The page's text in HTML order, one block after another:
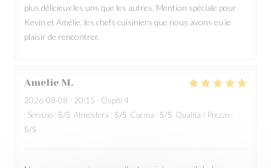
plus délicieux les uns que les autres. Mention spéciale pour
Kevin et Amélie, les chefs cuisiniers que nous avons eu le
plaisir de rencontrer.
Amelie M
2026-08-08 - 20:15 - Ospiti 4
Servizio : 5/5 Atmosfera : 5/5 Cucina : 5/5 Qualità / Prezzo :
5/5